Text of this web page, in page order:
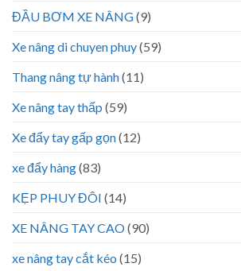
ĐẦU BƠM XE NÂNG(9)
Xe nâng di chuyen phuy(59)
Thang nâng tự hành(11)
Xe nâng tay thấp (59)
Xe đẩy tay gấp gọn(12)
xe đẩy hàng(83)
KẸP PHUY ĐÔI (14)
XE NÂNG TAY CAO(90)
xe nâng tay cắt kéo (15)